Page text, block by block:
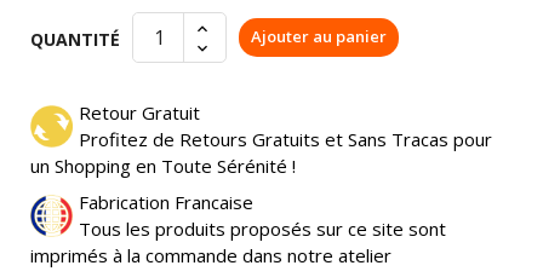
QUANTITÉ Ajouter au panier
Retour Gratuit
Profitez de Retours Gratuits et Sans Tracas pour
un Shopping en Toute Sérénité !
Fabrication Francaise
Tous les produits proposés sur ce site sont
imprimés à la commande dans notre atelier